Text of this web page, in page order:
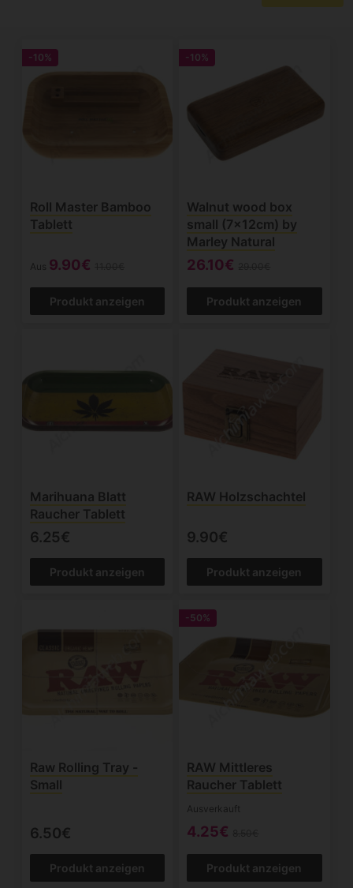
-10%
Roll Master Bamboo
Tablett
Aus 9.90€
Produkt anzeigen
-10%
Walnut wood box
small (7x12cm) by
Marley Natural
26.10€
Produkt anzeigen
Marihuana Blatt
Raucher Tablett
6.25€
Produkt anzeigen
RAW Holzschachtel
9.90€
Produkt anzeigen
Raw Rolling Tray -
Small
6.50€
Produkt anzeigen
-50%
RAW Mittleres
Raucher Tablett
Ausverkauft
4.25€
Produkt anzeigen